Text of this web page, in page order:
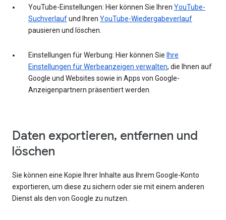
YouTube-Einstellungen: Hier können Sie Ihren YouTube-
Suchverlaufund Ihren YouTube-Wiedergabeverlauf
pausieren und löschen.
Einstellungen für Werbung: Hier können Sie Ihre
Einstellungen für Werbeanzeigen verwalten, die Ihnen auf
Google und Websites sowie in Apps von Google-
Anzeigenpartnern präsentiert werden.
Daten exportieren, entfernen und
löschen
Sie können eine Kopie Ihrer Inhalte aus Ihrem Google-Konto
exportieren, um diese zu sichern oder sie mit einem anderen
Dienst als den von Google zu nutzen.